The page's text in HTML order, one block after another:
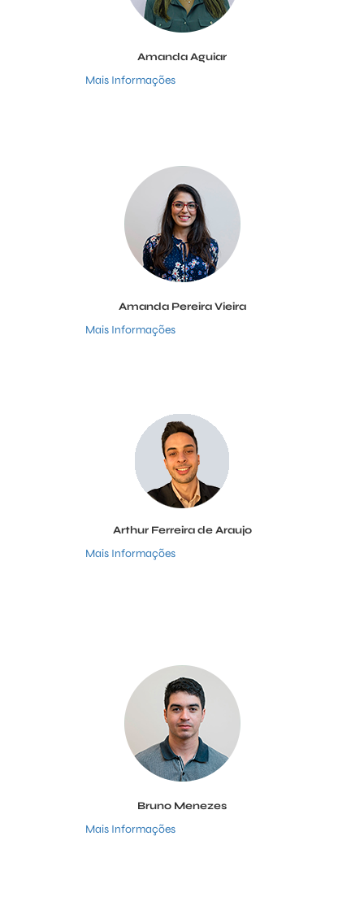
Amanda Aguiar
Mais Informações
Amanda Pereira Vieira
Mais Informações
Arthur Ferreira de Araujo
Mais Informações
Bruno Menezes
Mais Informações